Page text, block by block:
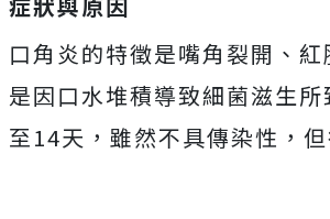
口角炎的特徵是嘴角裂開、
是因口水堆積導致細菌滋生
至14天，雖然不具傳染性，但